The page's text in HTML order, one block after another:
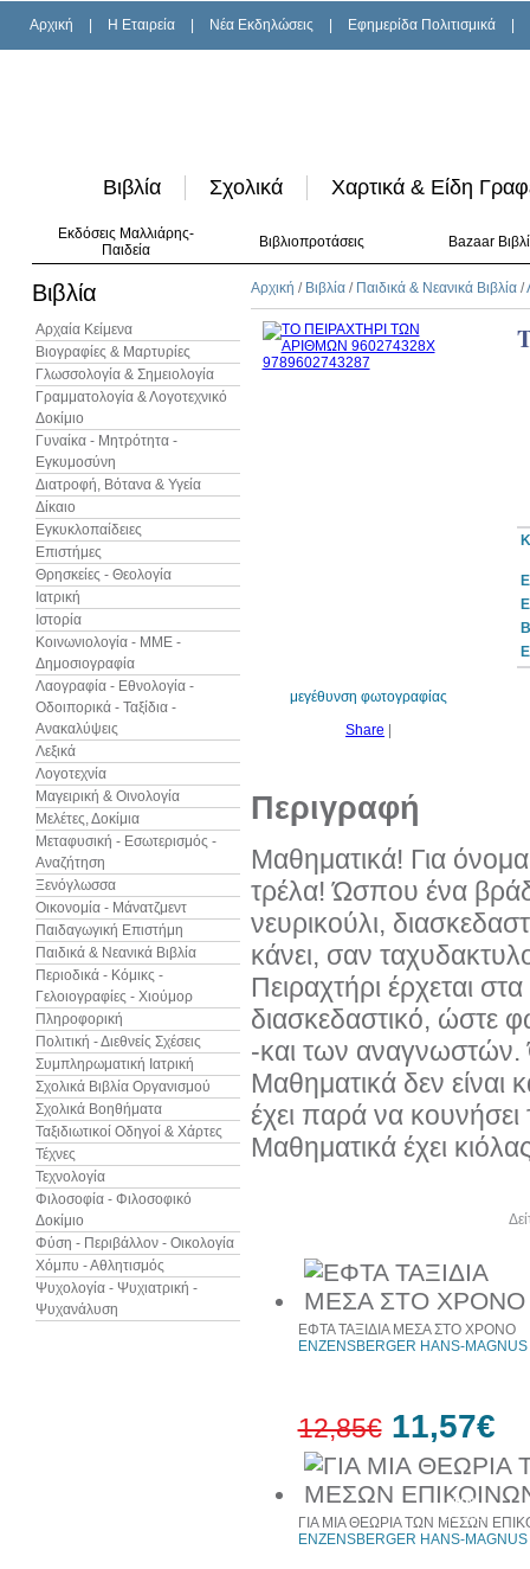
Αρχική H Εταιρεία Νέα Εκδηλώσεις Εφημερίδα Πολιτισμικά
Βιβλία Σχολικά Χαρτικά & Είδη
Εκδόσεις Μαλλιάρης-
Παιδεία
Βιβλιοπροτάσεις Bazaar
Βιβλία
Αρχαία Κείμενα
Βιογραφίες & Μαρτυρίες
Γλωσσολογία & Σημειολογία
Γραμματολογία & Λογοτεχνικό
Δοκίμιο
Γυναίκα - Μητρότητα -
Εγκυμοσύνη
Διατροφή, Βότανα & Υγεία
Δίκαιο
Εγκυκλοπαίδειες
Επιστήμες
Θρησκείες - Θεολογία
Ιατρική
Ιστορία
Κοινωνιολογία - ΜΜΕ -
Δημοσιογραφία
Λαογραφία - Εθνολογία -
Οδοιπορικά - Ταξίδια -
Ανακαλύψεις
Λεξικά
Λογοτεχνία
Μαγειρική & Οινολογία
Μελέτες, Δοκίμια
Μεταφυσική - Εσωτερισμός -
Αναζήτηση
Ξενόγλωσσα
Οικονομία - Μάνατζμεντ
Παιδαγωγική Επιστήμη
Παιδικά & Νεανικά Βιβλία
Περιοδικά - Κόμικς -
Γελοιογραφίες - Χιούμορ
Πληροφορική
Πολιτική - Διεθνείς Σχέσεις
Συμπληρωματική Ιατρική
Σχολικά Βιβλία Οργανισμού
Σχολικά Βοηθήματα
Ταξιδιωτικοί Οδηγοί & Χάρτες
Τέχνες
Τεχνολογία
Φιλοσοφία - Φιλοσοφικό
Δοκίμιο
Φύση - Περιβάλλον - Οικολογία
Χόμπυ - Αθλητισμός
Ψυχολογία - Ψυχιατρική -
Ψυχανάλυση
Αρχική / Βιβλία / Παιδικά & Νεανικά Βιβλία /
μεγέθυνση φωτογραφίας
Share
Περιγραφή
Μαθηματικά! Για
τρέλα! Ώσπου ένα
νευρικούλι,
κάνει, σαν
Πειραχτήρι έρχεται
διασκεδαστικό, ώστε
-και των αναγνωστών.
Μαθηματικά δεν είναι
έχει παρά να
Μαθηματικά έχει
10%
έκπτωση
ΕΦΤΑ ΤΑΞΙΔΙΑ ΜΕΣΑ ΣΤΟ ΧΡΟΝΟ
ENZENSBERGER HANS-
12,85€ 11,57€
ΓΙΑ ΜΙΑ ΘΕΩΡΙΑ ΤΩΝ ΜΕΣΩΝ
ENZENSBERGER HANS-